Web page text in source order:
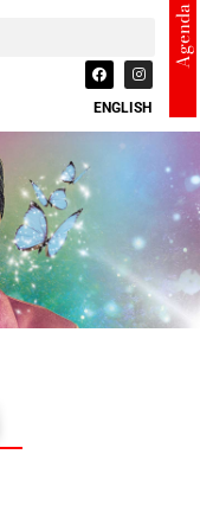
ENGLISH
Agenda